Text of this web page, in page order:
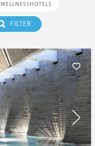
WELLNESSHOTELS
FILTER